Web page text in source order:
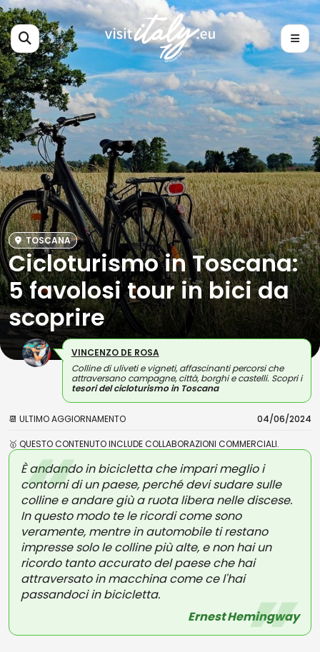
TOSCANA
Cicloturismo in Toscana:
5 favolosi tour in bici da
scoprire
VINCENZO DE ROSA
Colline di uliveti e vigneti, affascinanti percorsi che
attraversano campagne, città, borghi e castelli. Scopri i
tesori del cicloturismo in Toscana
📆 ULTIMO AGGIORNAMENTO 04/06/2024
🥇 QUESTO CONTENUTO INCLUDE COLLABORAZIONI COMMERCIALI.
È andando in bicicletta che impari meglio i
contorni di un paese, perché devi sudare sulle
colline e andare giù a ruota libera nelle discese.
In questo modo te le ricordi come sono
veramente, mentre in automobile ti restano
impresse solo le colline più alte, e non hai un
ricordo tanto accurato del paese che hai
attraversato in macchina come ce l'hai
passandoci in bicicletta.
Ernest Hemingway